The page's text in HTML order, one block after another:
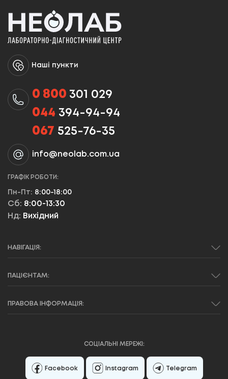
Наші пункти
0 800 301 029
044 394-94-94
067 525-76-35
info@neolab.com.ua
ГРАФІК РОБОТИ:
Пн-Пт: 8:00-18:00
Сб: 8:00-13:30
Нд: Вихідний
НАВІГАЦІЯ:
ПАЦІЄНТАМ:
ПРАВОВА ІНФОРМАЦІЯ:
СОЦІАЛЬНІ МЕРЕЖІ:
Facebook Instagram Telegram